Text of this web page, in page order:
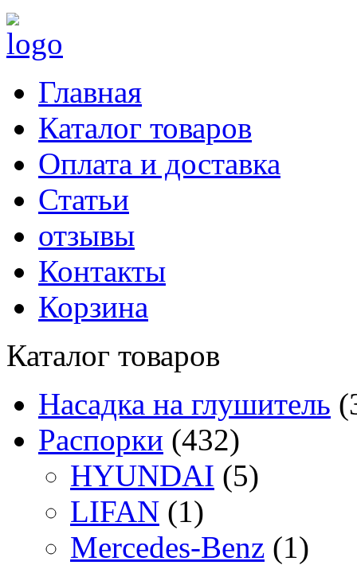
Главная
Каталог товаров
Оплата и доставка
Статьи
отзывы
Контакты
Корзина
Каталог товаров
Насадка на глушитель
Распорки (432)
HYUNDAI (5)
LIFAN (1)
Mercedes-Benz (1)